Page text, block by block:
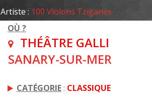
Artiste : 100 Violons Tziganes
OÙ ?
THÉÂTRE GALLI
SANARY-SUR-MER
CATÉGORIE: CLASSIQUE